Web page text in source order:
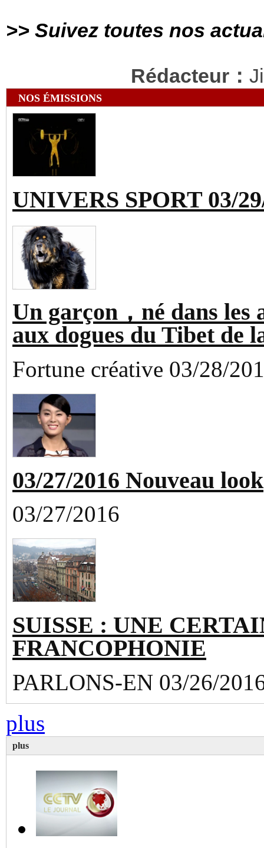
>> Suivez toutes nos
Rédacteur：
NOS ÉMISSIONS
UNIVERS SPORT 03/
Un garçon，né dans les
aux dogues du Tibet de
Fortune créative 03/28/
03/27/2016 Nouveau look
03/27/2016
SUISSE : UNE
FRANCOPHONIE
PARLONS-EN 03/26/
plus
plus